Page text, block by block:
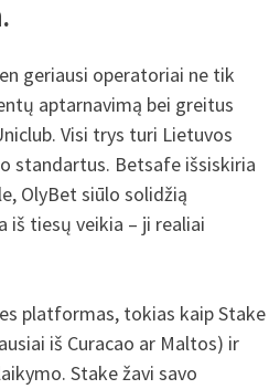
geriausi operatoriai ne tik
aptarnavimą bei greitus
Visi trys turi Lietuvos
standartus. Betsafe išsiskiria
OlyBet siūlo solidžią
tiesų veikia – ji realiai
platformas, tokias kaip Stake
iš Curacao ar Maltos) ir
Stake žavi savo